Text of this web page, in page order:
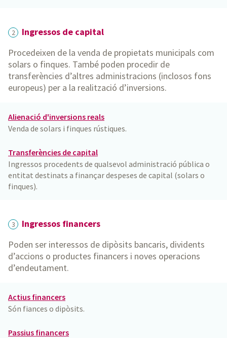
2
Ingressos de capital
Procedeixen de la venda de propietats municipals com
solars o finques. També poden procedir de
transferències d’altres administracions (inclosos fons
europeus) per a la realització d’inversions.
Alienació d'inversions reals
Venda de solars i finques rústiques.
Transferències de capital
Ingressos procedents de qualsevol administració pública o
entitat destinats a finançar despeses de capital (solars o
finques).
3
Ingressos financers
Poden ser interessos de dipòsits bancaris, dividents
d’accions o productes financers i noves operacions
d’endeutament.
Actius financers
Són fiances o dipòsits.
Passius financers